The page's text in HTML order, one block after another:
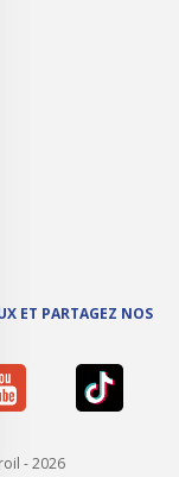
ET PARTAGEZ NOS
- 2026